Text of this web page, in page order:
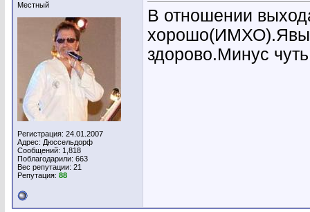
Местный
Регистрация: 24.01.2007
Адрес: Дюссельдорф
Сообщений: 1,818
Поблагодарили: 663
Вес репутации: 21
Репутация: 88
В отношении
здорово.Минус